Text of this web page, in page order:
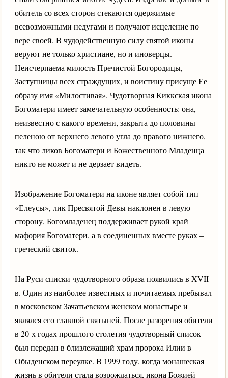
обитель со всех сторон стекаются одержимые
всевозможными недугами и получают исцеление по
вере своей. В чудодейственную силу святой иконы
веруют не только христиане, но и иноверцы.
Неисчерпаема милость Пречистой Богородицы,
Заступницы всех страждущих, и воистину присуще Ее
образу имя «Милостивая». Чудотворная Киккская икона
Богоматери имеет замечательную особенность: она,
неизвестно с какого времени, закрыта до половины
пеленою от верхнего левого угла до правого нижнего,
так что ликов Богоматери и Божественного Младенца
никто не может и не дерзает видеть.
Изображение Богоматери на иконе являет собой тип
«Елеусы», лик Пресвятой Девы наклонен в левую
сторону, Богомладенец поддерживает рукой край
мафория Богоматери, а в соединенных вместе руках –
греческий свиток.
На Руси списки чудотворного образа появились в XVII
в. Один из наиболее известных и почитаемых пребывал
в московском Зачатьевском женском монастыре и
являлся его главной святыней. После разорения обители
в 20-х годах прошлого столетия чудотворный список
был передан в близлежащий храм пророка Илии в
Обыденском переулке. В 1999 году, когда монашеская
жизнь в обители стала возрождаться, икона Божией